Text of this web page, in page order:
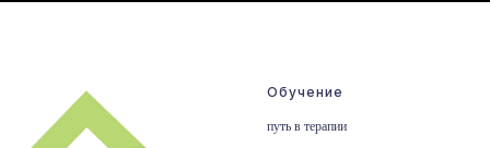
Обучение
путь в терапии